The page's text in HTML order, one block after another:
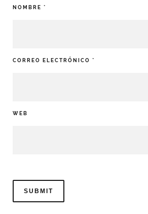
NOMBRE *
CORREO ELECTRÓNICO *
WEB